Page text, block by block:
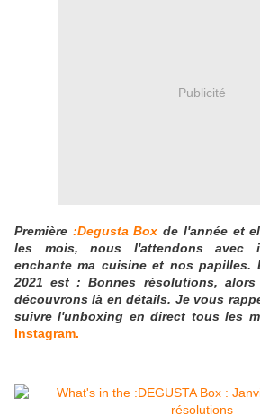
Publicité
Première :Degusta Boxde l'année et
les mois, nous l'attendons avec
enchante ma cuisine et nos papilles.
2021 est : Bonnes résolutions,
découvrons là en détails. Je vous
suivre l'unboxing en direct tous les
Instagram.